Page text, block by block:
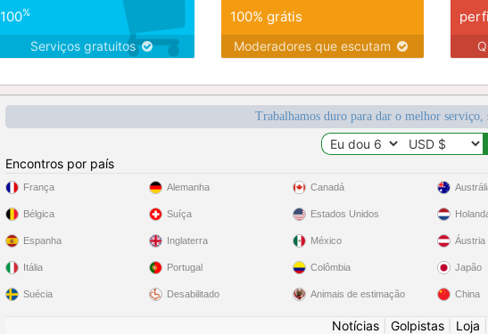
100%
Serviços gratuitos
100% grátis
Moderadores que escutam
Trabalhamos duro para dar o melhor
Encontros por país
França
Bélgica
Espanha
Itália
Suécia
Alemanha
Suíça
Inglaterra
Portugal
Desabilitado
Canadá
Estados Unidos
México
Colômbia
Animais de estimação
Áustria
Japão
China
Notícias Golpistas Loja